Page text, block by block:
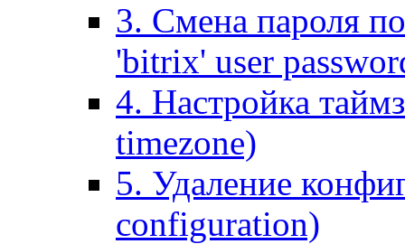
3. Смена пароля
'bitrix' user
4. Настройка
timezone)
5. Удаление
configuration)